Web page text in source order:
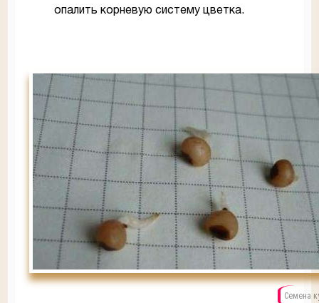
опалить корневую систему цветка.
Семена